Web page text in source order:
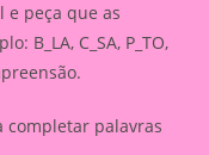
e peça que as
B_LA, C_SA, P_TO,
completar palavras